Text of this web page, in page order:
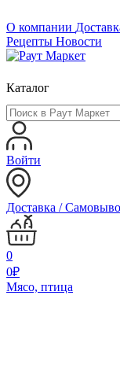
О компании
Рецепты Новости
Каталог
Войти
Доставка /
0
0₽
Мясо, птица